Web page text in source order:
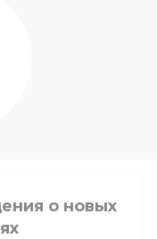
о новых